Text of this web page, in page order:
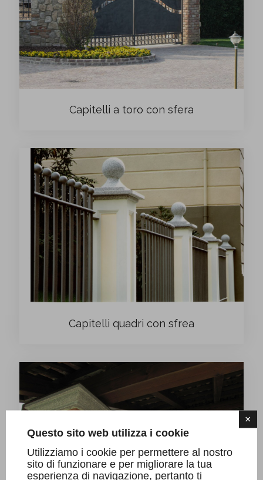
×
Questo sito web utilizza i cookie
Utilizziamo i cookie per permettere al nostro
sito di funzionare e per migliorare la tua
esperienza di navigazione, pertanto ti
Capitelli a toro con sfera
Capitelli quadri con sfrea